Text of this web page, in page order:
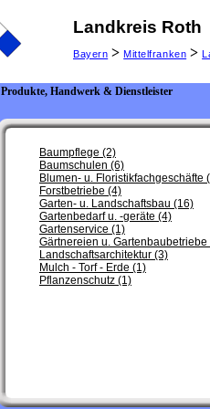
Landkreis Roth
Bayern > Mittelfranken >
Produkte, Handwerk & Dienstleister
Baumpflege (2)
Baumschulen (6)
Blumen- u. Floristikfachgeschäfte
Forstbetriebe (4)
Garten- u. Landschaftsbau (16)
Gartenbedarf u. -geräte (4)
Gartenservice (1)
Gärtnereien u. Gartenbaubetriebe
Landschaftsarchitektur (3)
Mulch - Torf - Erde (1)
Pflanzenschutz (1)